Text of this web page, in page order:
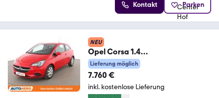
Kontakt Parken
NEU
Opel Corsa 1.4
Edition*PDC*SHZ*KLIMA*TEMPO
*GARANTIE*
Lieferung möglich
7.760 €
inkl. kostenlose Lieferung